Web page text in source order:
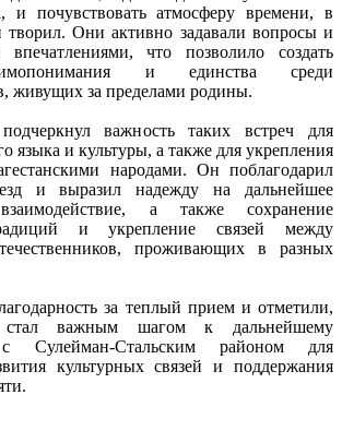
и почувствовать атмосферу времени, в
Они активно задавали вопросы и
впечатлениями, что позволило создать
и единства среди
живущих за пределами родины.
важность таких встреч для
языка и культуры, а также для укрепления
народами. Он поблагодарил
и выразил надежду на дальнейшее
взаимодействие, а также сохранение
и укрепление связей между
проживающих в разных
за теплый прием и отметили,
важным шагом к дальнейшему
с Сулейман-Стальским районом для
культурных связей и поддержания